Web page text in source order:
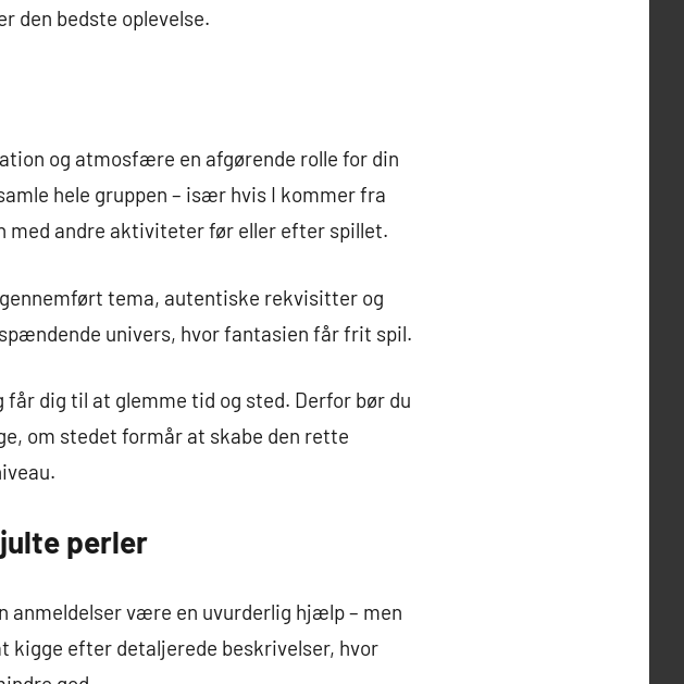
den bedste oplevelse.
og atmosfære en afgørende rolle for din
hele gruppen – især hvis I kommer fra
med andre aktiviteter før eller efter spillet.
tema, autentiske rekvisitter og
univers, hvor fantasien får frit spil.
dig til at glemme tid og sted. Derfor bør du
om stedet formår at skabe den rette
perler
anmeldelser være en uvurderlig hjælp – men
efter detaljerede beskrivelser, hvor